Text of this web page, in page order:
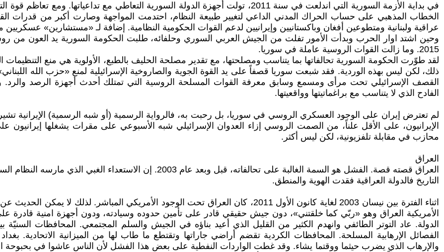
في بداية الأزمة السورية التي اندلعت في سنة 2011، تولت أجهزة الدولة السورية التعاطي مع
الخطاب المذهبي على حساب الحراك المدني الداعي لتغيير طبيعة النظام، احتدمت المواجهة وصارت أكبر من قدرات
عراقية ولبنانية ومتطوعين أفغان وباكستانيين وإيرانيين لدعم القوات الحكومية النظامية. إضافة لـ «مستشارين»
وحين اشتد اوار الحرب وبدأت الأمور تفلت من الجيش العربي السوري وحلفائه، طلبت الحكومة السورية يد العون من
2015. وما زالت القوات الروسية عاملة في سوريا.
لقد طوّرت الحكومة السورية تحالفاتها بما يتناسب ومصلحتها، مع تقدير مصلحة الحليف بالطبع، الأولوية هي منع
ذلك، لكن ليس بهذه الوردية. فقد شبعت سوريا قصفاً على يد القوة الجوية والصاروخية الإسرائيلية لمنع «حزب الله
القصف الإسرائيلي تحت مرأى ومسمع وسابق معرفة القوات المسلحة الروسية التي تمتلك أحدث أجهزة الرصد
الفادح الذي لا يتناسب مع براغماتيتها وواقعيتها.
لم تعترض إيران على الوجود العسكري الروسي في سوريا، بل رحبت به، فالرواية الرسمية (أو شبه الرسمية) الإيرانية
الإيرانيون، على الأقل علناً، من الصمت الروسي إزاء العدوان الإسرائيلي شبه الأسبوعي على مقرات يشغلها
محازب في مقابلة تلفزيونية، لكن ليس أكثر.
العراق
التاريخ فالدولة العراقية فقدت الهوية والمنطق.
اثناء الفترة بين نيسان 2003 لغاية كانون الأول 2011، كان العراق تحت الوجود الأمريكي
الأمريكية العراق وهو «ربّي كما خلقتني»، دون جيش حقيقي قادر على تأمين حدوده وسيادته، ودون أجهزة امنية قادرة
الدولة. عاد التوتر الطائفي وانهدم الكثير من القليل الذي أعيد بناؤه في الجيش والسلم المجتمعي. المحافظات
الفصائل الإرهابية المسلحة. المحافظات الكردية تقضم أراضي جاراتها وتقتطع ما طاب لها من الميزانية الاتحادية.
والإرهاب الذي يضرب حيثما ووقتما يشاء. وقد غطت الواردات النفطية على بعض هذا الفشل لأن الناس عاشوا في بحبوحة